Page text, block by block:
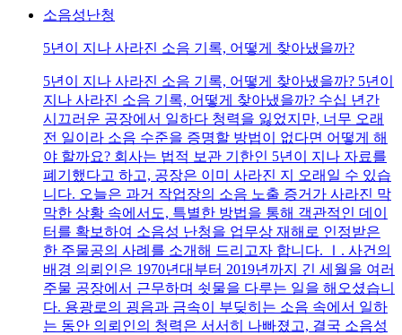
소음성난청
5년이 지나 사라진 소음 기록, 어떻게 찾아냈을까?
5년이 지나 사라진 소음 기록, 어떻게 찾아냈을까? 5년이
지나 사라진 소음 기록, 어떻게 찾아냈을까? 수십 년간
시끄러운 공장에서 일하다 청력을 잃었지만, 너무 오래
전 일이라 소음 수준을 증명할 방법이 없다면 어떻게 해
야 할까요? 회사는 법적 보관 기한인 5년이 지나 자료를
폐기했다고 하고, 공장은 이미 사라진 지 오래일 수 있습
니다. 오늘은 과거 작업장의 소음 노출 증거가 사라진 막
막한 상황 속에서도, 특별한 방법을 통해 객관적인 데이
터를 확보하여 소음성 난청을 업무상 재해로 인정받은
한 주물공의 사례를 소개해 드리고자 합니다. Ⅰ. 사건의
배경 의뢰인은 1970년대부터 2019년까지 긴 세월을 여러
주물 공장에서 근무하며 쇳물을 다루는 일을 해오셨습니
다. 용광로의 굉음과 금속이 부딪히는 소음 속에서 일하
는 동안 의뢰인의 청력은 서서히 나빠졌고, 결국 소음성